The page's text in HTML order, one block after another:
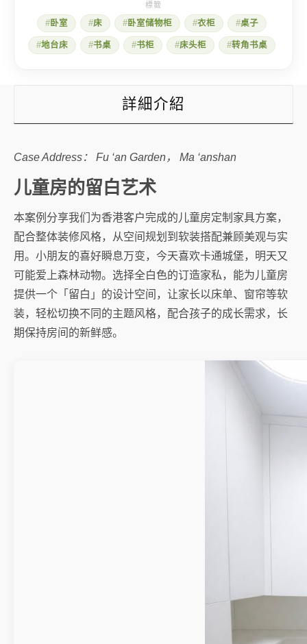
童
房
的
量
卧室 床 卧室储物柜 衣柜 桌子
地台床 书桌 书柜 床头柜 转角书桌
詳細介紹
Case Address： Fu ‘an Garden， Ma ‘anshan
儿童房的留白艺术
本案例分享我们为香港客户完成的儿童房定制家具方案，
配合整体装修风格，从空间规划到软装搭配兼顾美观与实
用。小朋友的喜好瞬息万变，今天喜欢卡通城堡，明天又
可能爱上森林动物。选择全白色的订造家私，能为儿童房
提供一个「留白」的设计空间，让家长以床单、窗帘等软
装，轻松切换不同的主题风格，配合孩子的成长需求，长
期保持房间的新鲜感。